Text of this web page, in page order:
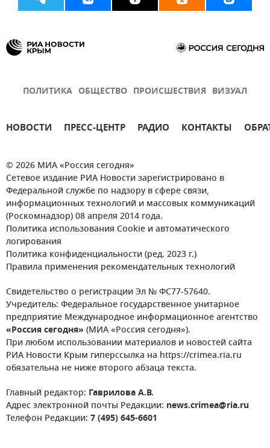
ПОЛИТИКА ОБЩЕСТВО ПРОИСШЕСТВИЯ ВИЗУАЛ
НОВОСТИ ПРЕСС-ЦЕНТР РАДИО КОНТАКТЫ
© 2026 МИА «Россия сегодня»
Сетевое издание РИА Новости зарегистрировано в
Федеральной службе по надзору в сфере связи,
информационных технологий и массовых коммуникаций
(Роскомнадзор) 08 апреля 2014 года.
Политика использования Cookie и автоматического
логирования
Политика конфиденциальности (ред. 2023 г.)
Правила применения рекомендательных технологий
Свидетельство о регистрации Эл № ФС77-57640.
Учредитель: Федеральное государственное унитарное
предприятие Международное информационное агентство
«Россия сегодня» (МИА «Россия сегодня»).
При любом использовании материалов и новостей сайта
РИА Новости Крым гиперссылка на https://crimea.ria.ru
обязательна не ниже второго абзаца текста.
Главный редактор: Гаврилова А.В.
Адрес электронной почты Редакции: news.crimea@ria.ru
Телефон Редакции: 7 (495) 645-6601